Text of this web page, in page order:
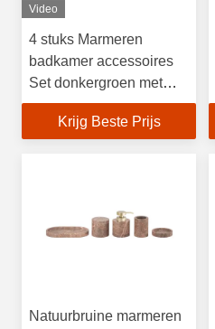
Video
4 stuks Marmeren
badkamer accessoires
Set donkergroen met
witte aders Ronde vorm
Krijg Beste Prijs
Natuurbruine marmeren